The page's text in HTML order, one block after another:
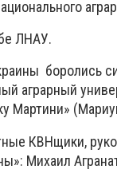
ЛНАУ.
боролись
аграрный
Мартини»
КВНщики,
Михаил